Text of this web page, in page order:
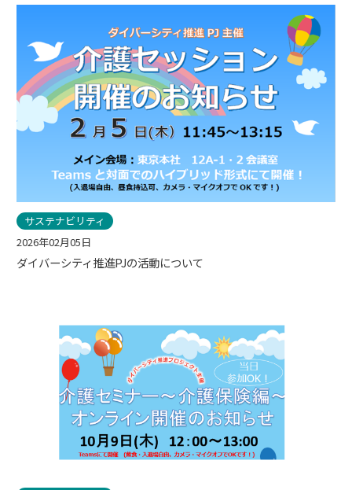
サステナビリティ
2026年02月05日
ダイバーシティ推進PJの活動について